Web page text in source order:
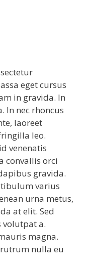
eget cursus
in gravida. In
In nec rhoncus
laoreet
leo.
venenatis
convallis orci
gravida.
varius
urna metus,
at elit. Sed
a.
magna.
rutrum nulla eu